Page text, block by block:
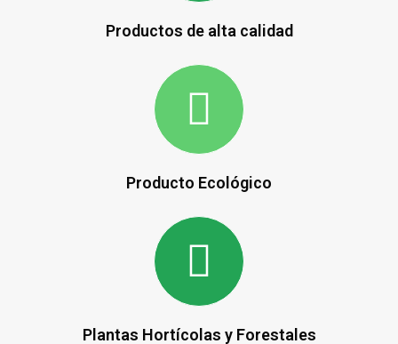
Productos de alta calidad
Producto Ecológico
Plantas Hortícolas y Forestales